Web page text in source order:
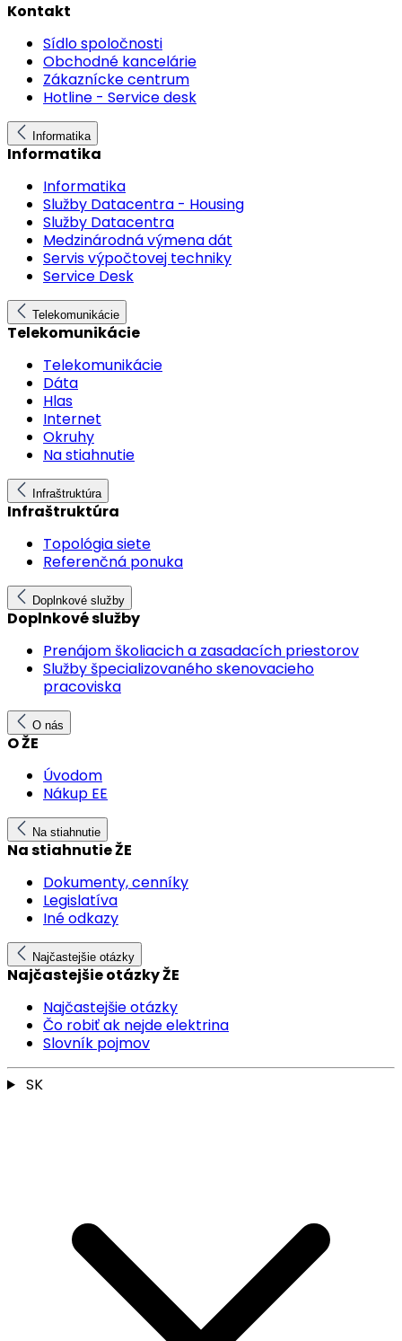
Kontakt
Sídlo spoločnosti
Obchodné kancelárie
Zákaznícke centrum
Hotline - Service desk
Informatika
Informatika
Informatika
Služby Datacentra - Housing
Služby Datacentra
Medzinárodná výmena dát
Servis výpočtovej techniky
Service Desk
Telekomunikácie
Telekomunikácie
Telekomunikácie
Dáta
Hlas
Internet
Okruhy
Na stiahnutie
Infraštruktúra
Infraštruktúra
Topológia siete
Referenčná ponuka
Doplnkové služby
Doplnkové služby
Prenájom školiacich a zasadacích priestorov
Služby špecializovaného skenovacieho
pracoviska
O nás
O ŽE
Úvodom
Nákup EE
Na stiahnutie
Na stiahnutie ŽE
Dokumenty, cenníky
Legislatíva
Iné odkazy
Najčastejšie otázky
Najčastejšie otázky ŽE
Najčastejšie otázky
Čo robiť ak nejde elektrina
Slovník pojmov
SK